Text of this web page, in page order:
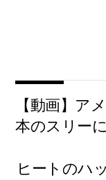
【動画】ア
本のスリー
ヒートのハ